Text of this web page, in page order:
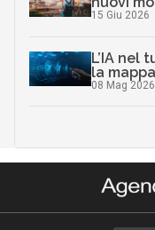
15 Giu 2026
L’IA nel
la
08 Mag 2026